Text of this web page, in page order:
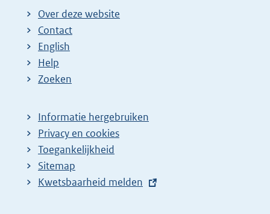
Over deze website
Contact
English
Help
Zoeken
Informatie hergebruiken
Privacy en cookies
Toegankelijkheid
Sitemap
E
Kwetsbaarheid melden